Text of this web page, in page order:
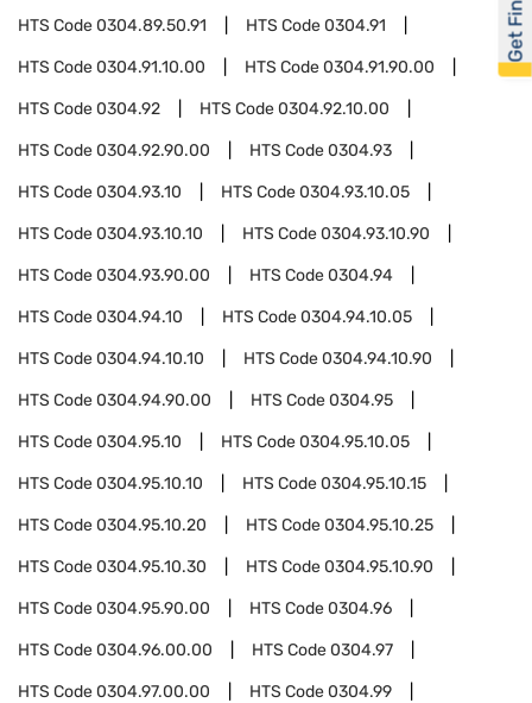
HTS Code0304.89.50.91 HTS Code0304.91
HTS Code0304.91.10.00 HTS Code0304.91.90.00
HTS Code0304.92 HTS Code0304.92.10.00
HTS Code0304.92.90.00 HTS Code0304.93
HTS Code0304.93.10 HTS Code0304.93.10.05
HTS Code0304.93.10.10 HTS Code0304.93.10.90
HTS Code0304.93.90.00 HTS Code0304.94
HTS Code0304.94.10 HTS Code0304.94.10.05
HTS Code0304.94.10.10 HTS Code0304.94.10.90
HTS Code0304.94.90.00 HTS Code0304.95
HTS Code0304.95.10 HTS Code0304.95.10.05
HTS Code0304.95.10.10 HTS Code0304.95.10.15
HTS Code0304.95.10.20 HTS Code0304.95.10.25
HTS Code0304.95.10.30 HTS Code0304.95.10.90
HTS Code0304.95.90.00 HTS Code0304.96
HTS Code0304.96.00.00 HTS Code0304.97
HTS Code0304.97.00.00 HTS Code0304.99